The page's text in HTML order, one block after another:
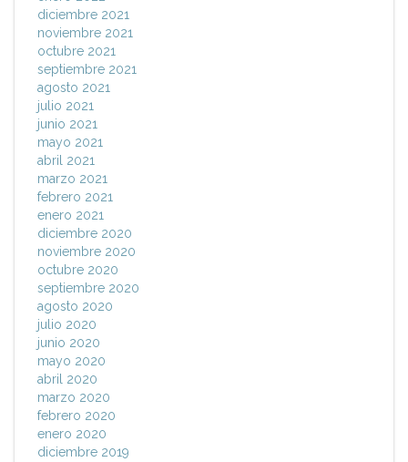
diciembre 2021
noviembre 2021
octubre 2021
septiembre 2021
agosto 2021
julio 2021
junio 2021
mayo 2021
abril 2021
marzo 2021
febrero 2021
enero 2021
diciembre 2020
noviembre 2020
octubre 2020
septiembre 2020
agosto 2020
julio 2020
junio 2020
mayo 2020
abril 2020
marzo 2020
febrero 2020
enero 2020
diciembre 2019